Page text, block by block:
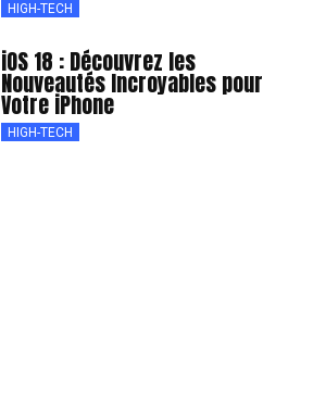
HIGH-TECH
iOS 18 : Découvrez les
Nouveautés Incroyables pour
Votre iPhone
HIGH-TECH